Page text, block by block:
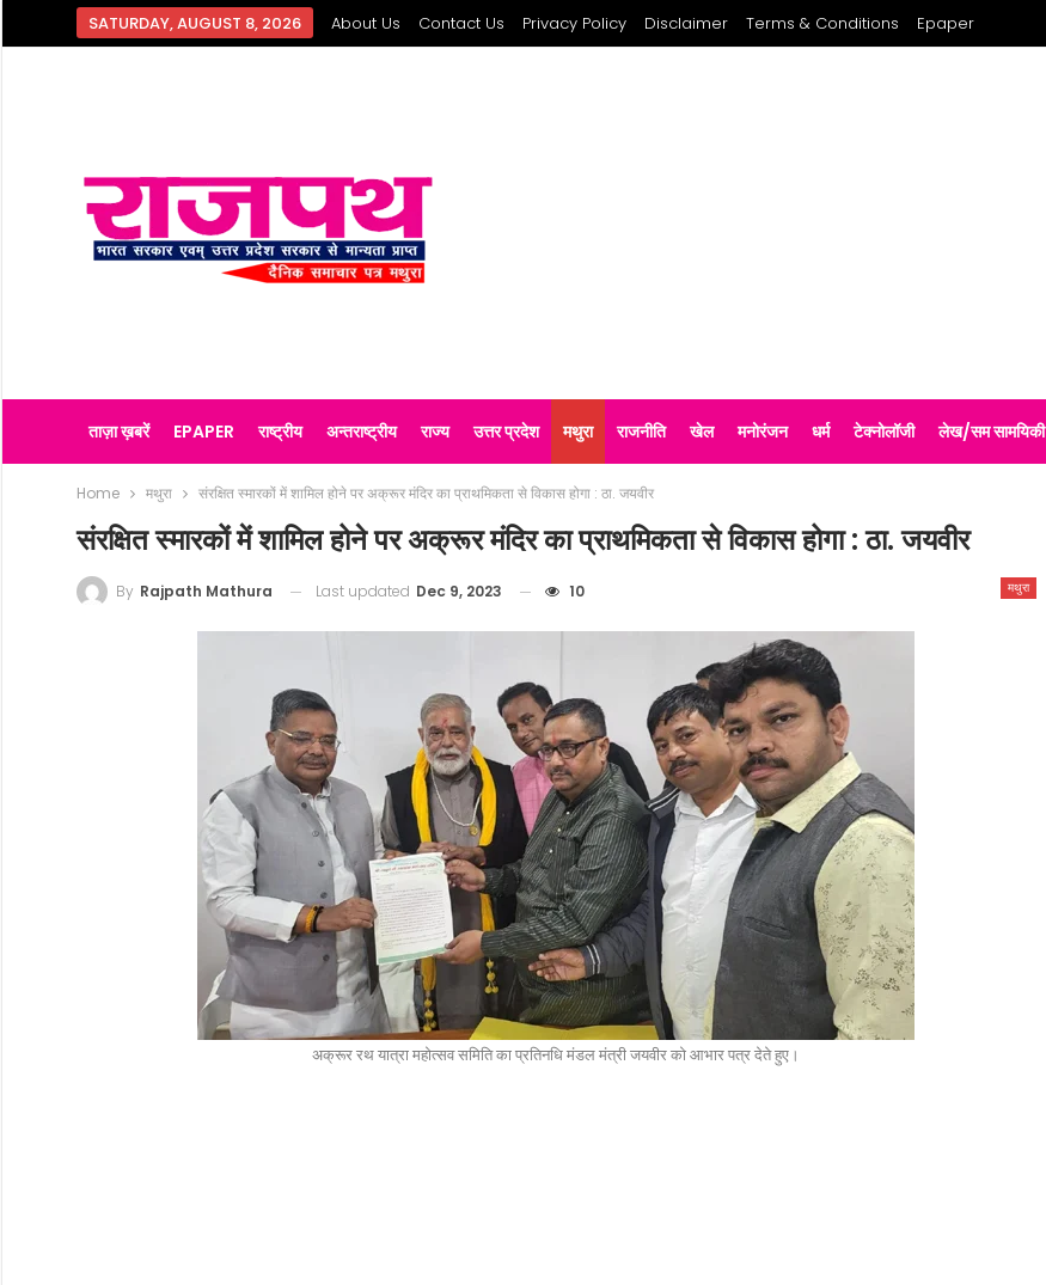
SATURDAY, AUGUST 8, 2026 About Us Contact Us Privacy Policy Disclaimer Terms & Conditions Epaper
ताज़ा ख़बरें EPAPER राष्ट्रीय अन्तराष्ट्रीय राज्य उत्तर प्रदेश मथुरा राजनीति खेल मनोरंजन धर्म टेक्नोलॉजी लेख/सम सामयिकी
Home मथुरा संरक्षित स्मारकों में शामिल होने पर अक्रूर मंदिर का प्राथमिकता से विकास होगा : ठा. जयवीर
संरक्षित स्मारकों में शामिल होने पर अक्रूर मंदिर का प्राथमिकता से विकास होगा : ठा. जयवीर
मथुरा
By Rajpath Mathura Last updated Dec 9, 2023 10
अक्रूर रथ यात्रा महोत्सव समिति का प्रतिनधि मंडल मंत्री जयवीर को आभार पत्र देते हुए।